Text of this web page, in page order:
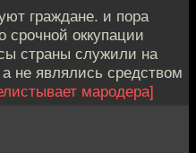
граждане. и пора
срочной оккупации
страны служили на
не являлись средством
мародера]